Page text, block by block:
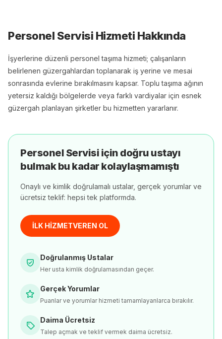
Personel Servisi Hizmeti Hakkında
İşyerlerine düzenli personel taşıma hizmeti; çalışanların
belirlenen güzergahlardan toplanarak iş yerine ve mesai
sonrasında evlerine bırakılmasını kapsar. Toplu taşıma ağının
yetersiz kaldığı bölgelerde veya farklı vardiyalar için esnek
güzergah planlayan şirketler bu hizmetten yararlanır.
Personel Servisi için doğru ustayı
bulmak bu kadar kolaylaşmamıştı
Onaylı ve kimlik doğrulamalı ustalar, gerçek yorumlar ve
ücretsiz teklif: hepsi tek platformda.
İLK HİZMETVEREN OL
Doğrulanmış Ustalar
Her usta kimlik doğrulamasından geçer.
Gerçek Yorumlar
Puanlar ve yorumlar hizmeti tamamlayanlarca bırakılır.
Daima Ücretsiz
Talep açmak ve teklif vermek daima ücretsiz.